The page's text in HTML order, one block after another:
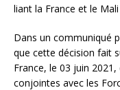
liant la France et le
Dans un communiqué
que cette décision fait
France, le 03 juin
conjointes avec les